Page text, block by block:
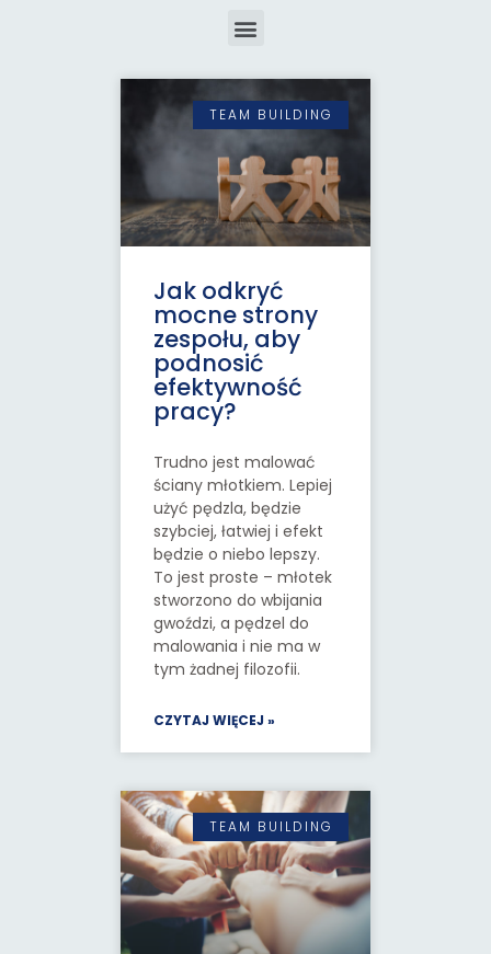
TEAM BUILDING
Jak odkryć
mocne strony
zespołu, aby
podnosić
efektywność
pracy?
Trudno jest malować
ściany młotkiem. Lepiej
użyć pędzla, będzie
szybciej, łatwiej i efekt
będzie o niebo lepszy.
To jest proste – młotek
stworzono do wbijania
gwoździ, a pędzel do
malowania i nie ma w
tym żadnej filozofii.
CZYTAJ WIĘCEJ »
TEAM BUILDING